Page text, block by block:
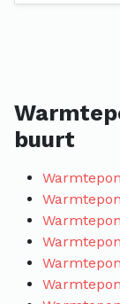
buurt